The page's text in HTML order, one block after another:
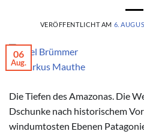
VERÖFFENTLICHT AM 6.
© Markus Mauthe
06
Aug.
Die Tiefen des Amazonas. Die
Dschunke nach historischem
windumtosten Ebenen